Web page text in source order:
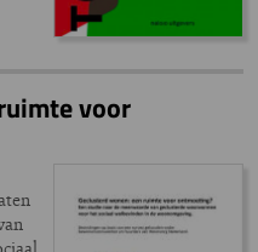
voor